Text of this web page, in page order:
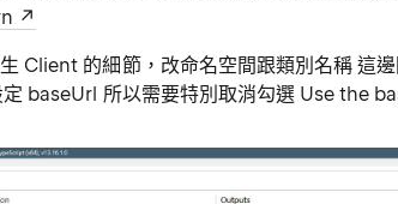
Client 的細節，改命名空間跟類別名稱 這
baseUrl 所以需要特別取消勾選 Use the